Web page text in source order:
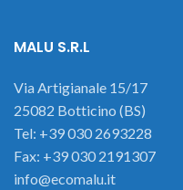
MALU S.R.L
Via Artigianale 15/17
25082 Botticino (BS)
Tel: +39 030 2693228
Fax: +39 030 2191307
info@ecomalu.it